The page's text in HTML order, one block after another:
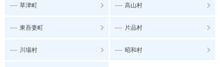
--- 草津町 --- 高山村
--- 東吾妻町 --- 片品村
--- 川場村 --- 昭和村